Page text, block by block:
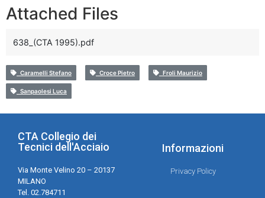
Attached Files
638_(CTA 1995).pdf
Caramelli Stefano Croce Pietro Froli Maurizio
Sanpaolesi Luca
CTA Collegio dei
Tecnici dell'Acciaio
Via Monte Velino 20 – 20137
MILANO
Tel. 02.784711
Informazioni
Privacy Policy